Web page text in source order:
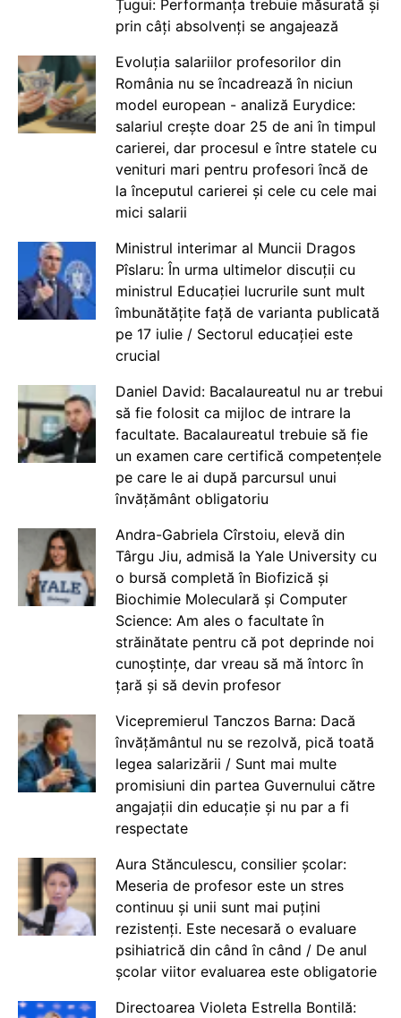
Țugui: Performanța trebuie măsurată și
prin câți absolvenți se angajează
Evoluția salariilor profesorilor din
România nu se încadrează în niciun
model european - analiză Eurydice:
salariul crește doar 25 de ani în timpul
carierei, dar procesul e între statele cu
venituri mari pentru profesori încă de
la începutul carierei și cele cu cele mai
mici salarii
Ministrul interimar al Muncii Dragos
Pîslaru: În urma ultimelor discuții cu
ministrul Educației lucrurile sunt mult
îmbunătățite față de varianta publicată
pe 17 iulie / Sectorul educației este
crucial
Daniel David: Bacalaureatul nu ar trebui
să fie folosit ca mijloc de intrare la
facultate. Bacalaureatul trebuie să fie
un examen care certifică competențele
pe care le ai după parcursul unui
învățământ obligatoriu
Andra-Gabriela Cîrstoiu, elevă din
Târgu Jiu, admisă la Yale University cu
o bursă completă în Biofizică și
Biochimie Moleculară și Computer
Science: Am ales o facultate în
străinătate pentru că pot deprinde noi
cunoștințe, dar vreau să mă întorc în
țară și să devin profesor
Vicepremierul Tanczos Barna: Dacă
învățământul nu se rezolvă, pică toată
legea salarizării / Sunt mai multe
promisiuni din partea Guvernului către
angajații din educație și nu par a fi
respectate
Aura Stănculescu, consilier școlar:
Meseria de profesor este un stres
continuu și unii sunt mai puțini
rezistenți. Este necesară o evaluare
psihiatrică din când în când / De anul
școlar viitor evaluarea este obligatorie
Directoarea Violeta Estrella Bontilă: